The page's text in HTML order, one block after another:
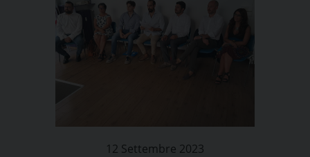
12 Settembre 2023